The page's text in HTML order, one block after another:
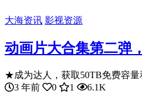
大海资讯 影视资源
动画片大合集第二弹
★成为达人，获取50TB免费容量
3 年前
0 1 6.1K